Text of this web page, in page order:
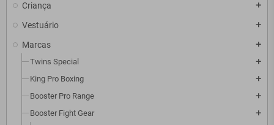
Criança add
Vestuário add
Marcas add
Twins Special add
King Pro Boxing add
Booster Pro Range add
Booster Fight Gear add